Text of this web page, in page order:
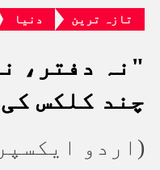
تازہ ترین دنیا
"نہ دفتر،
چند کلکس
(اردو